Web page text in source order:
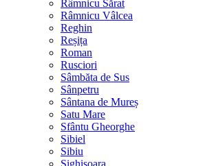
Râmnicu Sărat
Râmnicu Vâlcea
Reghin
Reșița
Roman
Rusciori
Sâmbăta de Sus
Sânpetru
Sântana de Mureș
Satu Mare
Sfântu Gheorghe
Sibiel
Sibiu
Sighișoara